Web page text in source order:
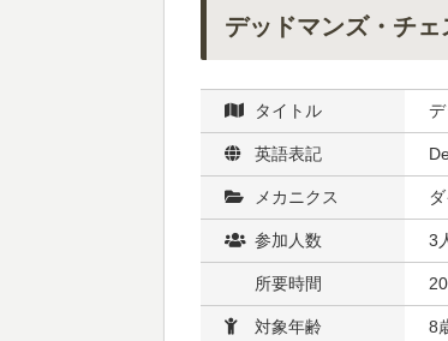
デッドマンズ・チ
タイトル
英語表記
メカニクス
参加人数 3
所要時間
対象年齢 8